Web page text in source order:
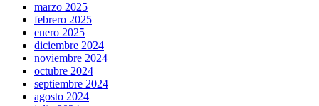
marzo 2025
febrero 2025
enero 2025
diciembre 2024
noviembre 2024
octubre 2024
septiembre 2024
agosto 2024